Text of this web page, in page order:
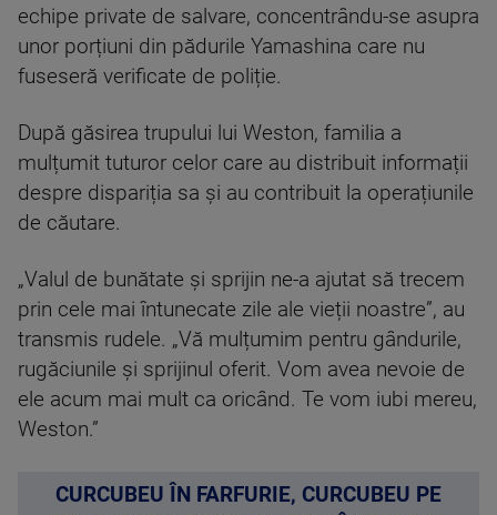
echipe private de salvare, concentrându-se asupra
unor porțiuni din pădurile Yamashina care nu
fuseseră verificate de poliție.
După găsirea trupului lui Weston, familia a
mulțumit tuturor celor care au distribuit informații
despre dispariția sa și au contribuit la operațiunile
de căutare.
„Valul de bunătate și sprijin ne-a ajutat să trecem
prin cele mai întunecate zile ale vieții noastre”, au
transmis rudele. „Vă mulțumim pentru gândurile,
rugăciunile și sprijinul oferit. Vom avea nevoie de
ele acum mai mult ca oricând. Te vom iubi mereu,
Weston.”
CURCUBEU ÎN FARFURIE, CURCUBEU PE